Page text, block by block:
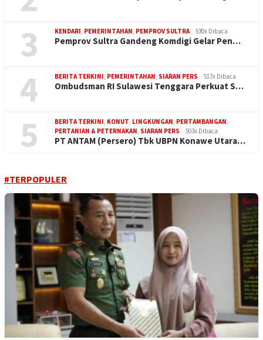
3 KENDARI PEMERINTAHAN PEMPROV SULTRA 530x Dibaca
Pemprov Sultra Gandeng Komdigi Gelar Pen…
4 BERITA TERKINI PEMERINTAHAN SIARAN PERS 517x Dibaca
Ombudsman RI Sulawesi Tenggara Perkuat S…
5 BERITA TERKINI KONUT LINGKUNGAN PERTAMBANGAN
PERTANIAN & PETERNAKAN SIARAN PERS 503x Dibaca
PT ANTAM (Persero) Tbk UBPN Konawe Utara…
#TERPOPULER